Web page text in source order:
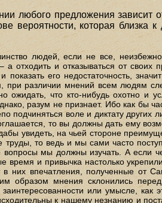
любого предложения зависит
которая близка к
людей, если не все,
отходить и отказываться от своих
его недостаточность,
при различии мнений всем людям
что кто-нибудь охотно и
разум не признает. Ибо как бы
подчиняться воле и диктату других
то вы должны дать ему
увидеть, на чьей стороне
то ведь и мы сами часто
мы должны изучать. А если
и привычка настолько
них впечатления, полученные от
образом мнения склонились
или умысле, как
к нашему незнанию и